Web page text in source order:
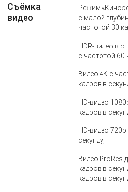
Съёмка
видео
Режим
с малой
частотой 30
HDR‑видео в
с частотой 60
Видео 4K с
кадров в
HD‑видео
кадров в
HD‑видео
секунду;
Видео ProRes
кадров в
кадров в